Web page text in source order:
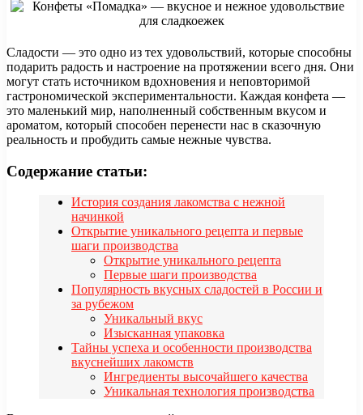
Сладости — это одно из тех удовольствий, которые способны
подарить радость и настроение на протяжении всего дня. Они
могут стать источником вдохновения и неповторимой
гастрономической экспериментальности. Каждая конфета —
это маленький мир, наполненный собственным вкусом и
ароматом, который способен перенести нас в сказочную
реальность и пробудить самые нежные чувства.
Содержание статьи:
История создания лакомства с нежной
начинкой
Открытие уникального рецепта и первые
шаги производства
Открытие уникального рецепта
Первые шаги производства
Популярность вкусных сладостей в России и
за рубежом
Уникальный вкус
Изысканная упаковка
Тайны успеха и особенности производства
вкуснейших лакомств
Ингредиенты высочайшего качества
Уникальная технология производства